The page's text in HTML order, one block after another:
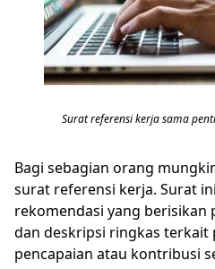
Surat referensi kerja sama
Bagi sebagian orang
surat referensi kerja. Surat
rekomendasi yang berisikan
dan deskripsi ringkas terkait
pencapaian atau kontribusi